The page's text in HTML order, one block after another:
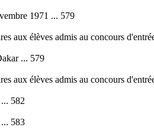
1971 ... 579
aux élèves admis au concours
... 579
aux élèves admis au concours
582
583